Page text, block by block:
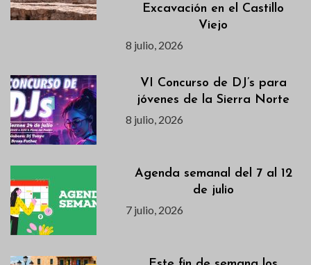
Excavación en el Castillo
Viejo
8 julio, 2026
VI Concurso de DJ’s para
jóvenes de la Sierra Norte
8 julio, 2026
Agenda semanal del 7 al 12
de julio
7 julio, 2026